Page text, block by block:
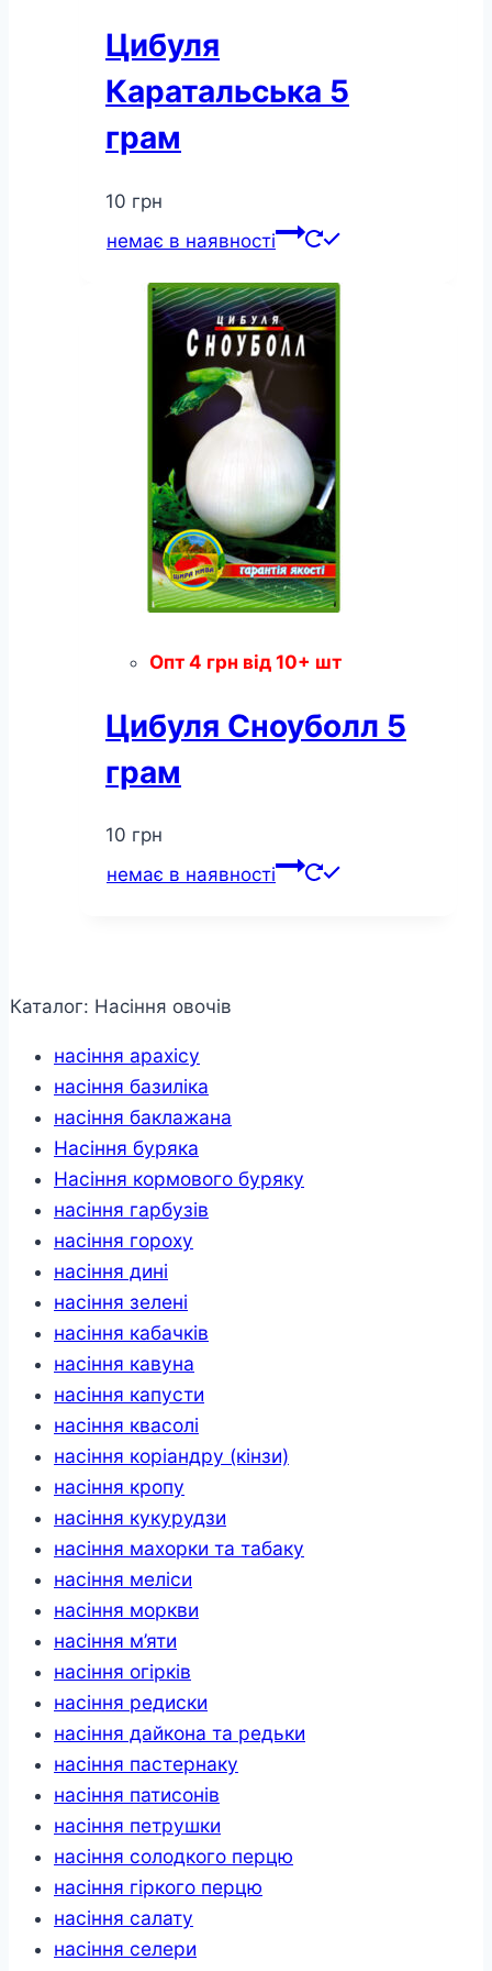
Цибуля
Каратальська 5
грам
10 грн
немає в наявності
Опт 4 грн від 10+ шт
Цибуля Сноуболл 5
грам
10 грн
немає в наявності
Каталог: Насіння овочів
насіння арахісу
насіння базиліка
насіння баклажана
Насіння буряка
Насіння кормового буряку
насіння гарбузів
насіння гороху
насіння дині
насіння зелені
насіння кабачків
насіння кавуна
насіння капусти
насіння квасолі
насіння коріандру (кінзи)
насіння кропу
насіння кукурудзи
насіння махорки та табаку
насіння меліси
насіння моркви
насіння м’яти
насіння огірків
насіння редиски
насіння дайкона та редьки
насіння пастернаку
насіння патисонів
насіння петрушки
насіння солодкого перцю
насіння гіркого перцю
насіння салату
насіння селери